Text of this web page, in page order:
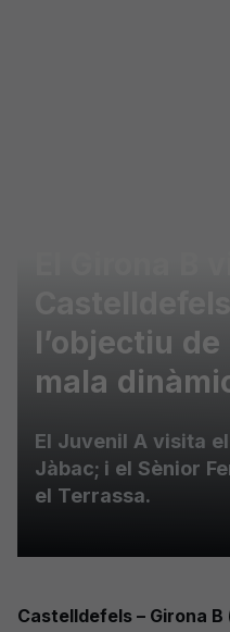
l’objectiu
mala
El Juvenil A visita
Jàbac; i el Sènior
el Terrassa.
Castelldefels – Girona